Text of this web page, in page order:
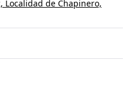
Localidad de Chapinero,